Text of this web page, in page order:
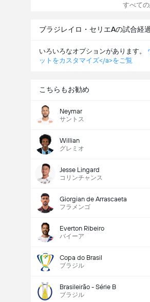
すべての
ブラジレイロ・セリエAの試合経
いろいろなオプションがあります。
ットをカスタマイズ</a>をご覧
こちらもお勧め
Neymar
サントス
Willian
グレミオ
Jesse Lingard
コリンチャンス
Giorgian de Arrascaeta
フラメンゴ
Everton Ribeiro
バイーア
Copa do Brasil
ブラジル
Brasileirão - Série B
ブラジル